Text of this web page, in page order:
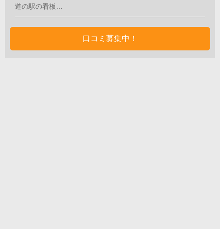
道の駅の看板…
口コミ募集中！